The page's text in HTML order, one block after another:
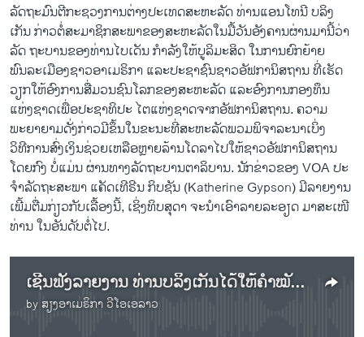
ພາສາຕ່າງໆ
ລັດຖະມົນຕີກະຊວງການຕ່າງປະເທດສະຫະລັດ ທ່ານແອນໂທນີ ບລິງ
ເກັນ ກ່າວຕໍ່ສະມາຊິກສະພາຂອງສະຫະລັດໃນມື້ວັນອັງຄານຜ່ານມານີ້ວ່າ
ລັດ ຖະບານຂອງທ່ານໄບເດັນ ກໍາລັງໃຫ້ບູລິມະສິດ ໃນການຍົກຍ້າຍ
ພົນລະເມືອງຊາວອາເມຣິກາ ແລະປະຊາຊົນຊາວອັຟການິສຖານ ທີ່ເຮັດ
ວຽກໃຫ້ອົງການສື່ມວນຊົນໂລກຂອງສະຫະລັດ ແລະອົງການກອງທຶນ
ແຫ່ງຊາດເພື່ອປະຊາທິປະ ໄຕແຫ່ງຊາດຈາກອັຟການິສຖານ. ຄວາມ
ພະຍາຍາມດັ່ງກ່າວມີຂຶ້ນໃນຂະນະທີ່ສະຫະລັດພວມພິຈາລະນາເບິ່ງ
ວິທີການສົ່ງເງິນຊ່ວຍເຫລືອຫຼາຍລ້ານໂດລາໄປໃຫ້ຊາວອັຟການິສຖານ
ໂດຍກົງ ບໍ່ແມ່ນ ຜ່ານທາງລັດຖະບານຕາລິບານ. ນັກຂ່າວຂອງ VOA ປະ
ຈໍາລັດຖະສະພາ ແຄັດເທີຣີນ ກິບຊັນ (Katherine Gypson) ມີລາຍງານ
ເພີ້ມຕື່ມກ່ຽວກັບເລື້ອງນີ້, ເຊິ່ງທິບສຸດາ ຈະນໍາເອົາລາຍລະອຽດ ມາສະເໜີ
ທ່ານ ໃນອັນດັບຕໍ່ໄປ.
ເຊີນຟັງລາຍງານ ທ່ານບລິງເກັນໄດ້ໃຫ້ຄໍາໝັ້ນທີ່ຈະຍັງຄົງປະຕິບັດງານໃຫ້ການຊ່ວຍເຫລືອດ້ານມະນຸດສະທໍາແກ່ອັຟການິສຖານຕໍ່ໄປ
by ສຽງອາເມຣິກາ ວີໂອເອລາວ
No media source currently available